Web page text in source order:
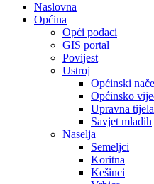
Naslovna
Općina
Opći podaci
GIS portal
Povijest
Ustroj
Općinski
Općinsko
Upravna tijela
Savjet mladih
Naselja
Semeljci
Koritna
Kešinci